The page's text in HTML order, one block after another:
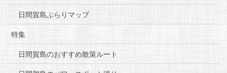
日間賀島ぶらりマップ
特集
日間賀島のおすすめ散策ルート